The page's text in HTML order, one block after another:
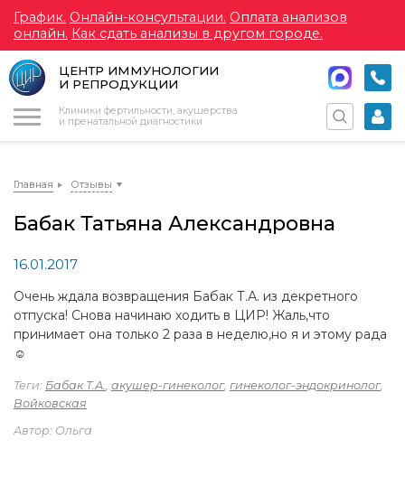
График. Онлайн-консультации. Оплата анализов
онлайн. Как сдать анализы в другом городе.
ЦЕНТР ИММУНОЛОГИИ
И РЕПРОДУКЦИИ
Клиники фертильности, акушерства
и пренатальной диагностики
Главная Отзывы
Бабак Татьяна Александровна
16.01.2017
Очень ждала возвращения Бабак Т.А. из декретного
отпуска! Снова начинаю ходить в ЦИР! Жаль,что
принимает она только 2 раза в неделю,но я и этому рада
☺️️
Теги: Бабак Т.А., акушер-гинеколог, гинеколог-эндокринолог,
Войковская
Автор: Ольга